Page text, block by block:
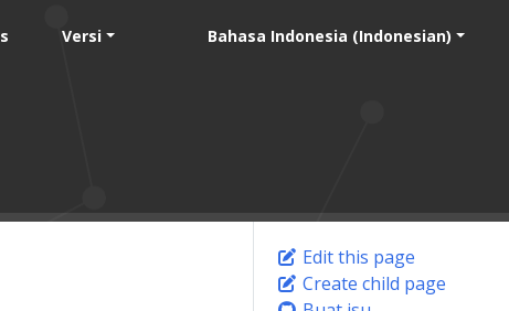
Versi Bahasa Indonesia (Indonesian)
Edit this page
Create child page